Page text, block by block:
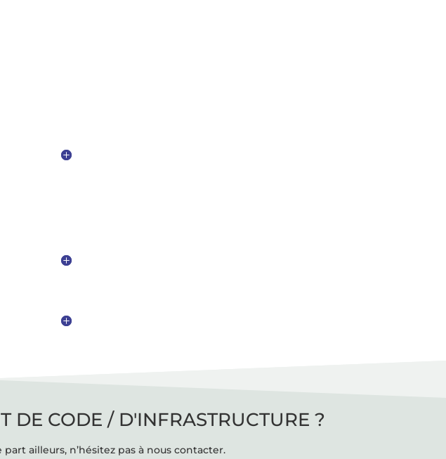
DE CODE / D'INFRASTRUCTURE ?
ailleurs, n’hésitez pas à nous contacter.